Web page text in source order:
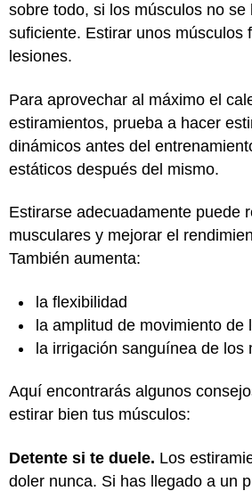
sobre todo, si los músculos no se
suficiente. Estirar unos músculos
lesiones.
Para aprovechar al máximo el
estiramientos, prueba a hacer
dinámicos antes del
estáticos después del mismo.
Estirarse adecuadamente puede
musculares y mejorar el
También aumenta:
la flexibilidad
la amplitud de movimiento de
la irrigación sanguínea de los
Aquí encontrarás algunos
estirar bien tus músculos:
Detente si te duele. Los
doler nunca. Si has llegado a un